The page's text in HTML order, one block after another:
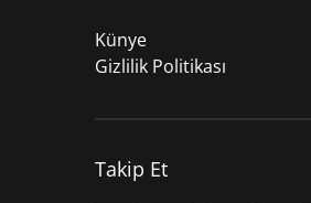
Künye
Gizlilik Politikası
Takip Et